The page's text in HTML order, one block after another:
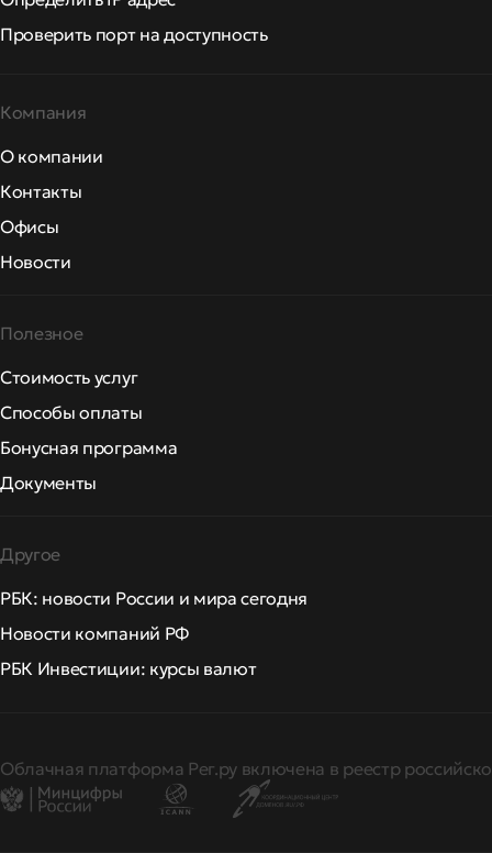
Проверить порт на доступность
Компания
О компании
Контакты
Офисы
Новости
Полезное
Стоимость услуг
Способы оплаты
Бонусная программа
Документы
Другое
РБК: новости России и мира сегодня
Новости компаний РФ
РБК Инвестиции: курсы валют
Облачная платформа Рег.ру включена в реестр